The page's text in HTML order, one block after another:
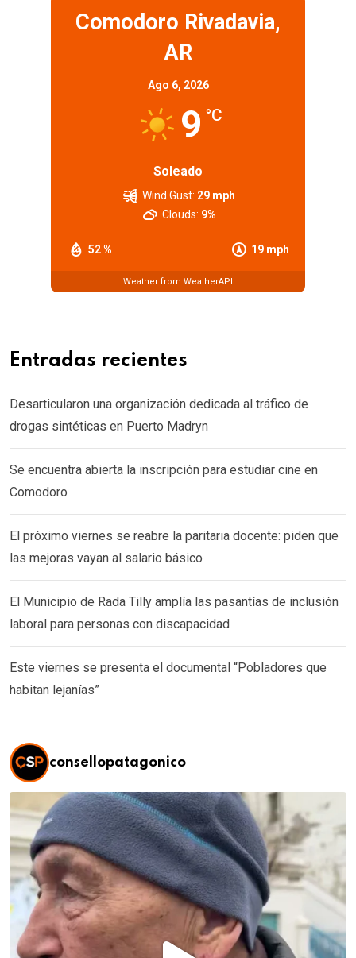
Comodoro Rivadavia,
AR
Ago 6, 2026
9 °C
Soleado
52 % 19 mph
Wind Gust: 29 mph
Clouds: 9%
Weather from WeatherAPI
Entradas recientes
Desarticularon una organización dedicada al tráfico de
drogas sintéticas en Puerto Madryn
Se encuentra abierta la inscripción para estudiar cine en
Comodoro
El próximo viernes se reabre la paritaria docente: piden que
las mejoras vayan al salario básico
El Municipio de Rada Tilly amplía las pasantías de inclusión
laboral para personas con discapacidad
Este viernes se presenta el documental “Pobladores que
habitan lejanías”
consellopatagonico